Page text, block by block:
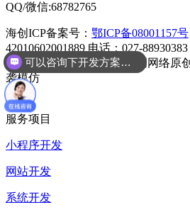
QQ/微信:68782765
海创ICP备案号： 鄂ICP备08001157号
42010602001889 电话：027-88930383
13807165275 会员登录
海创网络原
袭模仿
首页
服务项目
小程序开发
网站开发
系统开发
可以咨询下开发方案么？